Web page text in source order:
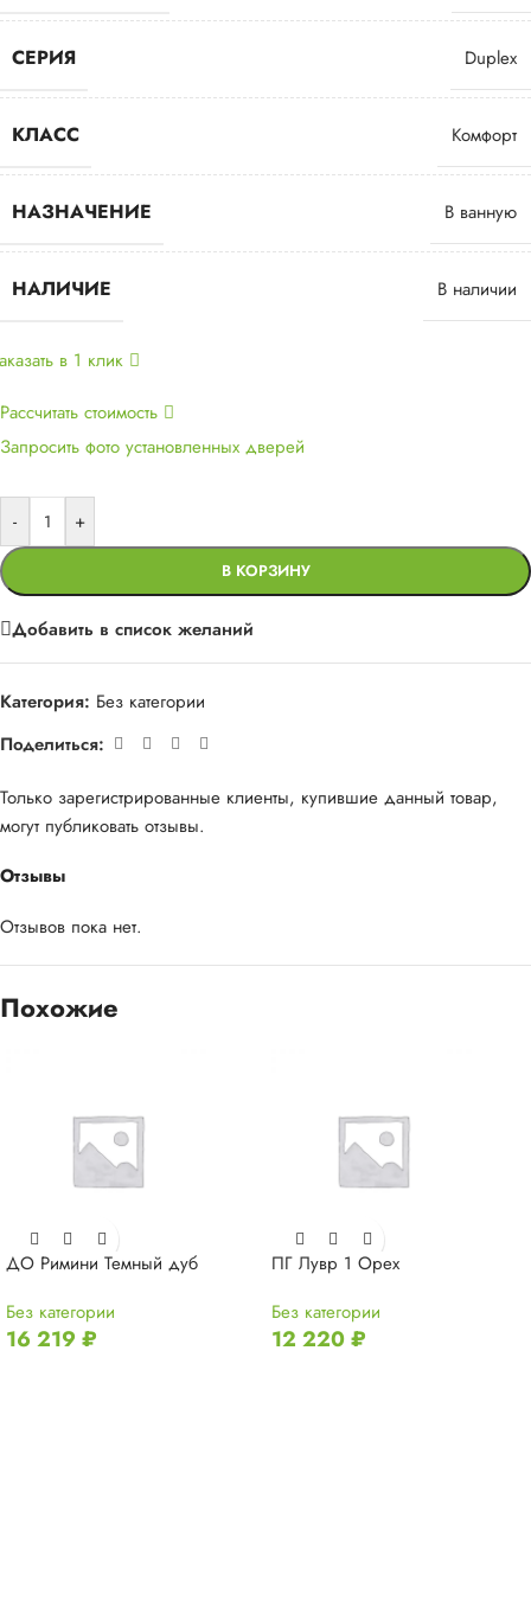
СЕРИЯ Duplex
КЛАСС Комфорт
НАЗНАЧЕНИЕ В ванную
НАЛИЧИЕ В наличии
в 1 клик
Рассчитать стоимость
Запросить фото установленных дверей
- +
В КОРЗИНУ
Добавить в список желаний
Категория: Без категории
Поделиться:
Отзывы
Отзывов пока нет.
Только зарегистрированные клиенты, купившие данный товар,
могут публиковать отзывы.
Похожие
ДО Римини Темный дуб
Без категории
16 219 ₽
ПГ Лувр 1 Орех
Без категории
12 220₽